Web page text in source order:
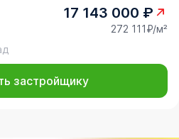
17 143 000 ₽
272 111₽/м²
застройщику